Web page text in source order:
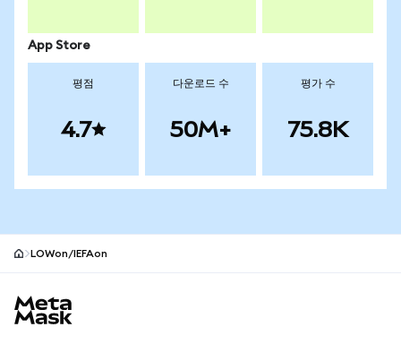
App Store
평점
4.7
다운로드 수
50M+
평가 수
75.8K
LOWon/IEFAon